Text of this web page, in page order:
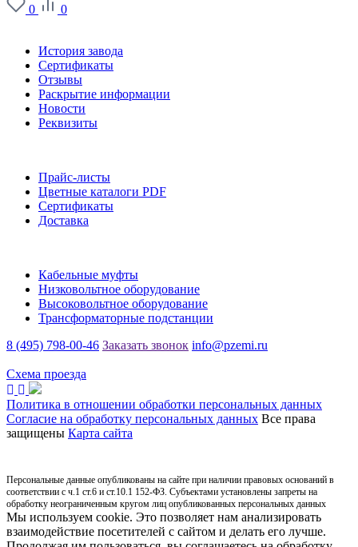
0
0
История завода
Сертификаты
Отзывы
Раскрытие информации
Новости
Реквизиты
Прайс-листы
Цветные каталоги PDF
Сертификаты
Доставка
Кабельные муфты
Низковольтное оборудование
Высоковольтное оборудование
Трансформаторные подстанции
8 (495) 798-00-46 Заказать звонок info@pzemi.ru
Схема проезда
Политика в отношении обработки персональных данных
Согласие на обработку персональных данных Все права
защищены Карта сайта
Персональные данные опубликованы на сайте при наличии правовых оснований в
соответствии с ч.1 ст.6 и ст.10.1 152-ФЗ. Субъектами установлены запреты на
обработку неограниченным кругом лиц опубликованных персональных данных
Мы используем cookie. Это позволяет нам анализировать
взаимодействие посетителей с сайтом и делать его лучше.